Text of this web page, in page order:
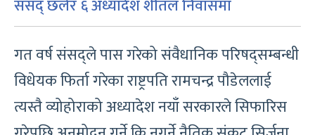
संसद् छलेर ६ अध्यादेश शीतल निवासमा
गत वर्ष संसद्ले पास गरेको संवैधानिक परिषद्सम्बन्धी
विधेयक फिर्ता गरेका राष्ट्रपति रामचन्द्र पौडेललाई
त्यस्तै व्योहोराको अध्यादेश नयाँ सरकारले सिफारिस